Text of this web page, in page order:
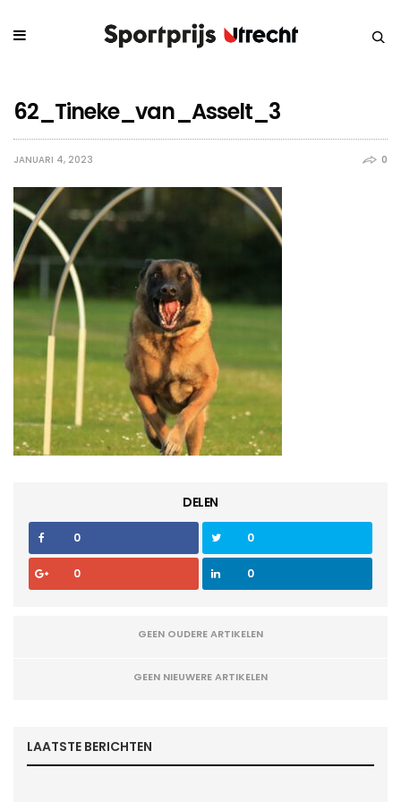
62_Tineke_van_Asselt_3
JANUARI 4, 2023 0
DELEN
0 0
0 0
GEEN OUDERE ARTIKELEN
GEEN NIEUWERE ARTIKELEN
LAATSTE BERICHTEN